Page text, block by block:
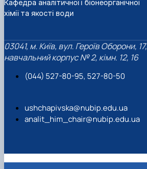
Кафедра аналітичної і біонеорганічної
хімії та якості води
03041, м. Київ, вул. Героїв Оборони, 17,
навчальний корпус № 2, кімн. 12, 16
(044) 527-80-95, 527-80-50
ushchapivska@nubip.edu.ua
analit_him_chair@nubip.edu.ua